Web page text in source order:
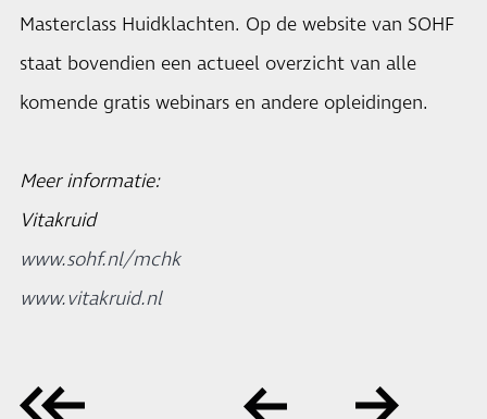
Masterclass Huidklachten. Op de website van SOHF
staat bovendien een actueel overzicht van alle
komende gratis webinars en andere opleidingen.
Meer informatie:
Vitakruid
www.sohf.nl/mchk
www.vitakruid.nl